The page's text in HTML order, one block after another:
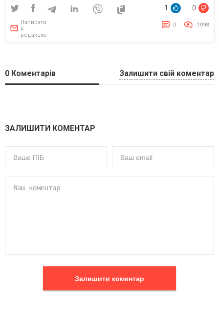
1 0
Написати
в
редакцію
0 1098
0 Коментарів Залишити свій коментар
ЗАЛИШИТИ КОМЕНТАР
Залишити коментар